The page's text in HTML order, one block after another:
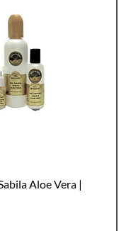
Aloe Vera |